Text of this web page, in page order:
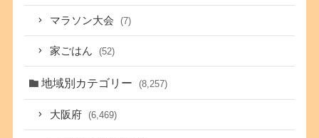
マラソン大会 (7)
家ごはん (52)
地域別カテゴリー (8,257)
大阪府 (6,469)